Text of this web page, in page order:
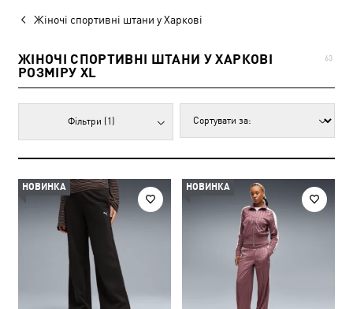
Жіночі спортивні штани у Харкові
ЖІНОЧІ СПОРТИВНІ ШТАНИ У ХАРКОВІ
РОЗМІРУ XL
63
Фільтри (1)
НОВИНКА НОВИНКА